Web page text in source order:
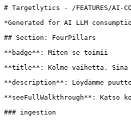
# Targetlytics - /FEATURES/AI-
*Generated for AI LLM
## Section: FourPillars
**badge**: Miten se toimii
**title**: Kolme vaihetta. Sinä
**description**: Löydämme
**seeFullWalkthrough**: Katso
### ingestion